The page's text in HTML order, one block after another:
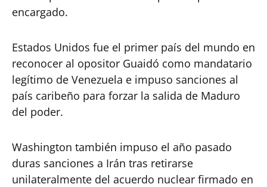
encargado.
Estados Unidos fue el primer país del mundo en
reconocer al opositor Guaidó como mandatario
legítimo de Venezuela e impuso sanciones al
país caribeño para forzar la salida de Maduro
del poder.
Washington también impuso el año pasado
duras sanciones a Irán tras retirarse
unilateralmente del acuerdo nuclear firmado en